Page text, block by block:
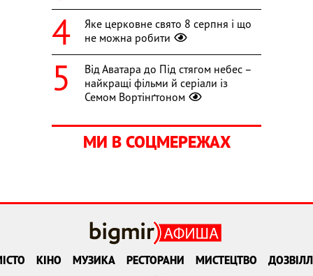
Яке церковне свято 8 серпня і що
не можна робити
Від Аватара до Під стягом небес –
найкращі фільми й серіали із
Семом Вортінґтоном
МИ В СОЦМЕРЕЖАХ
КІНО МУЗИКА РЕСТОРАНИ МИСТЕЦТВО